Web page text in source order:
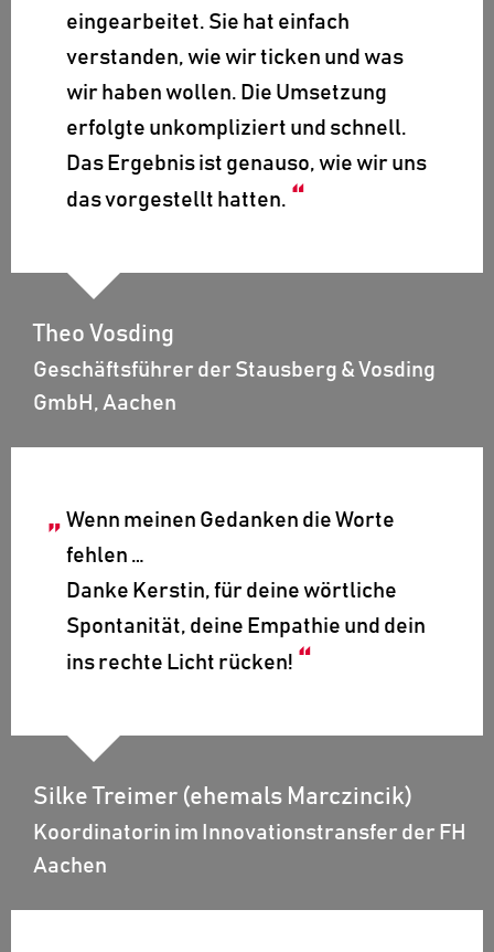
eingearbeitet. Sie hat einfach
verstanden, wie wir ticken und was
wir haben wollen. Die Umsetzung
erfolgte unkompliziert und schnell.
Das Ergebnis ist genauso, wie wir uns
das vorgestellt hatten.
Theo Vosding
Geschäftsführer der Stausberg & Vosding
GmbH, Aachen
Wenn meinen Gedanken die Worte
fehlen …
Danke Kerstin, für deine wörtliche
Spontanität, deine Empathie und dein
ins rechte Licht rücken!
Silke Treimer (ehemals Marczincik)
Koordinatorin im Innovationstransfer der FH
Aachen